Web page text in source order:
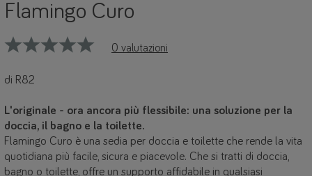
Flamingo Curo
0 valutazioni
di R82
L'originale - ora ancora più flessibile: una soluzione per la
doccia, il bagno e la toilette.
Flamingo Curo è una sedia per doccia e toilette che rende la vita
quotidiana più facile, sicura e piacevole. Che si tratti di doccia,
bagno o toilette, offre un supporto affidabile in qualsiasi